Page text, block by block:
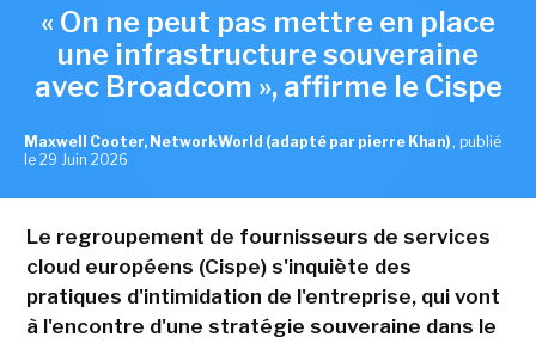
« On ne peut pas mettre en place
une infrastructure souveraine
avec Broadcom », affirme le Cispe
Maxwell Cooter, NetworkWorld (adapté par pierre Khan) , publié
le 29 Juin 2026
Le regroupement de fournisseurs de services
cloud européens (Cispe) s'inquiète des
pratiques d'intimidation de l'entreprise, qui vont
à l'encontre d'une stratégie souveraine dans le